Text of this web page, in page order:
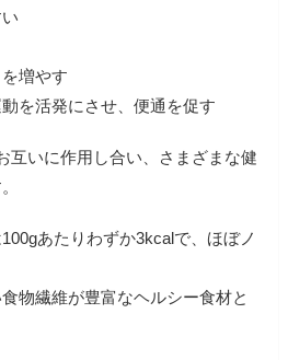
増やす
を活発にさせ、便通を促す
互いに作用し合い、さまざまな健
あたりわずか3kcalで、ほぼノ
物繊維が豊富なヘルシー食材と